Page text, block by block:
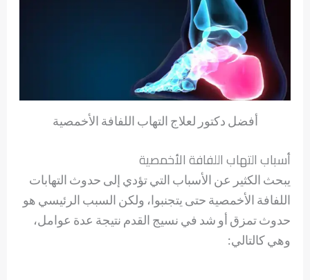
أفضل دكتور لعلاج التهاب اللفافة الأخمصية
أسباب التهاب اللفافة الأخمصية
يبحث الكثير عن الأسباب التي تؤدي إلى حدوث التهابات
اللفافة الأخمصية حتى يتجنبوا، ولكن السبب الرئيسي هو
حدوث تمزق أو شد في نسيج القدم نتيجة عدة عوامل،
وهي كالتالي: